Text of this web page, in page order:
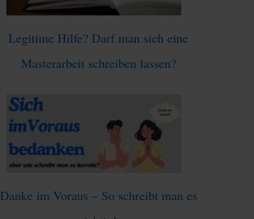
Legitime Hilfe? Darf man sich eine
Masterarbeit schreiben lassen?
Danke im Voraus – So schreibt man es